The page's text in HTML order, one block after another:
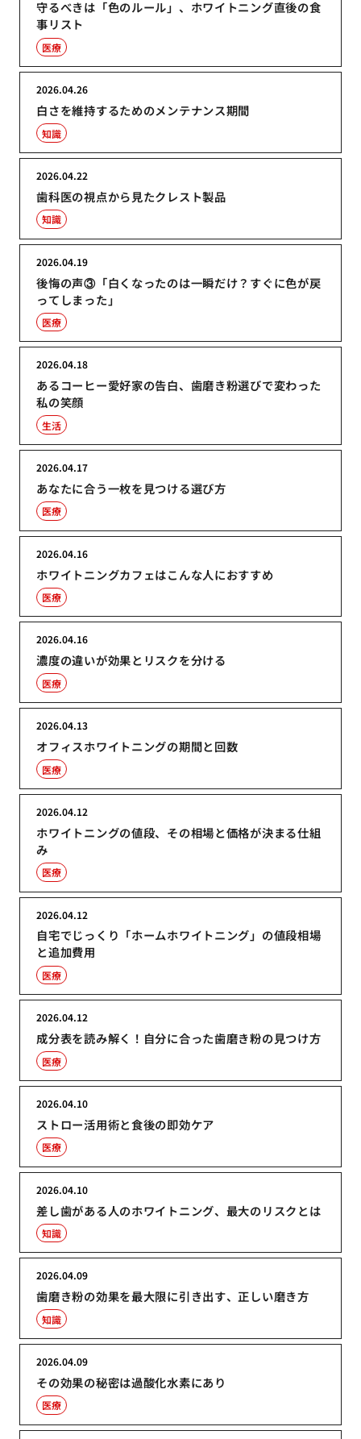
守るべきは「色のルール」、ホワイトニング直後の食
事リスト
医療
白さを維持するためのメンテナンス期間
2026.04.26
知識
歯科医の視点から見たクレスト製品
2026.04.22
知識
後悔の声③「白くなったのは一瞬だけ？すぐに色が戻
ってしまった」
2026.04.19
医療
あるコーヒー愛好家の告白、歯磨き粉選びで変わった
私の笑顔
2026.04.18
生活
あなたに合う一枚を見つける選び方
2026.04.17
医療
ホワイトニングカフェはこんな人におすすめ
2026.04.16
医療
濃度の違いが効果とリスクを分ける
2026.04.16
医療
オフィスホワイトニングの期間と回数
2026.04.13
医療
ホワイトニングの値段、その相場と価格が決まる仕組
み
2026.04.12
医療
自宅でじっくり「ホームホワイトニング」の値段相場
と追加費用
2026.04.12
医療
成分表を読み解く！自分に合った歯磨き粉の見つけ方
2026.04.12
医療
ストロー活用術と食後の即効ケア
2026.04.10
医療
差し歯がある人のホワイトニング、最大のリスクとは
2026.04.10
知識
歯磨き粉の効果を最大限に引き出す、正しい磨き方
2026.04.09
知識
その効果の秘密は過酸化水素にあり
2026.04.09
医療